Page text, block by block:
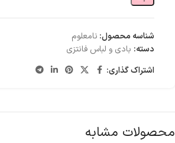
شناسه محصول: نامعلوم
دسته: بادی و لباس فانتزی
اشتراک گذاری:
محصولات مشابه